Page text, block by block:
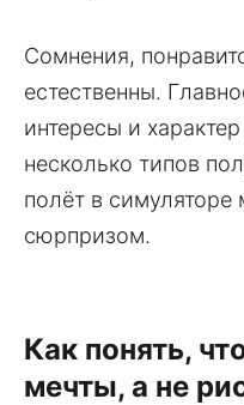
Сомнения,
естественны.
интересы и
несколько типов
полёт в
сюрпризом.
Как понять,
мечты, а не